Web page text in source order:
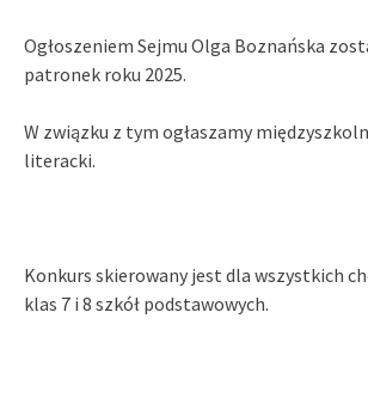
Ogłoszeniem Sejmu Olga Boznańska
patronek roku 2025.
W związku z tym ogłaszamy
literacki.
Konkurs skierowany jest dla wszystkich
klas 7 i 8 szkół podstawowych.